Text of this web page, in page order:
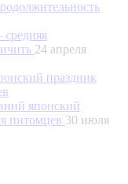
средняя
24 апреля
японский
питомцев 30 июля